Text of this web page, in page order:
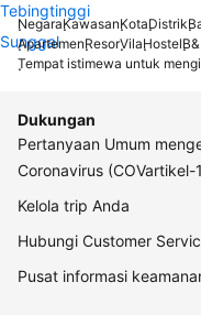
Tebingtinggi
Sunggal
NegaraKawasanKotaDistrik
ApartemenResorVilaHostel
Tempat istimewa untuk
Dukungan
Pertanyaan Umum
Coronavirus (COVartikel-
Kelola trip Anda
Hubungi Customer
Pusat informasi